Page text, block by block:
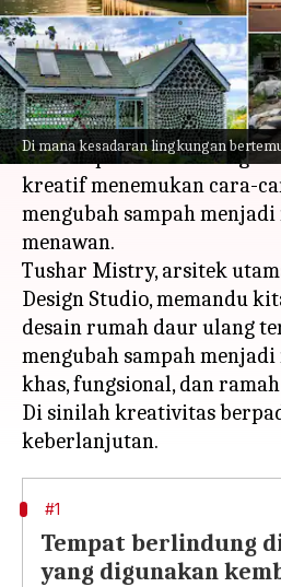
Di mana kesadaran lingkungan
menulis Taufiq Al Jufri Sep 06, 2023
Apa ceritanya
Seiring dengan
terhadap kesadaran
kreatif menemukan cara-
mengubah sampah
menawan.
Tushar Mistry, arsitek
Design Studio, memandu
desain rumah daur ulang
mengubah sampah
khas, fungsional, dan
Di sinilah kreativitas
#1
Tempat berlindung
yang digunakan